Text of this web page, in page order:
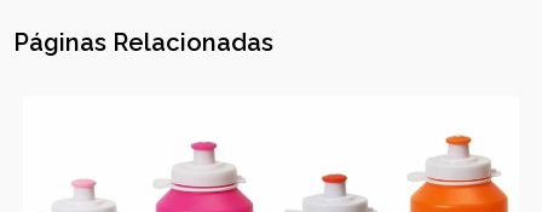
Páginas Relacionadas